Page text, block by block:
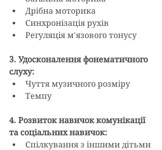
Дрібна моторика
Синхронізація рухів
Регуляція м'язового тонусу
3. Удосконалення фонематичного
слуху:
Чуття музичного розміру
Темпу
4. Розвиток навичок комунікації
та соціальних навичок:
Спілкування з іншими дітьми